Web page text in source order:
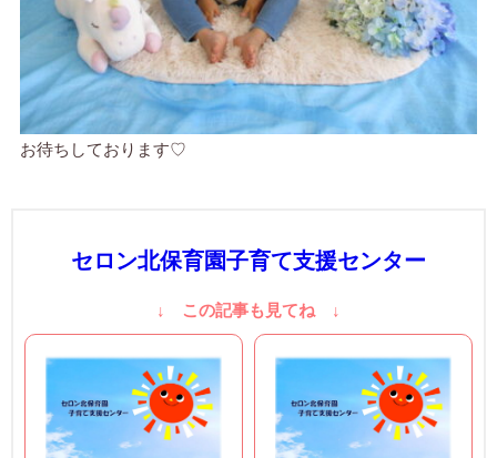
お待ちしております♡
セロン北保育園子育て支援センター
↓ この記事も見てね ↓